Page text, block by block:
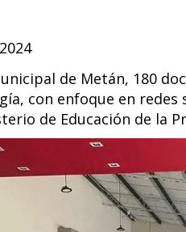
de Metán, 180
con enfoque en
de Educación de la